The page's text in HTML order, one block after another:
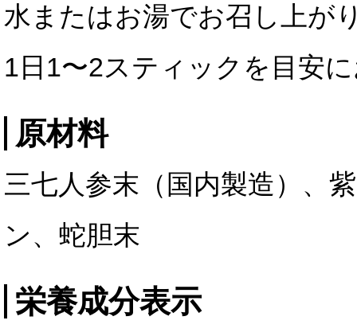
水またはお湯でお召し上が
1日1〜2スティックを目安
原材料
三七人参末（国内製造）、
ン、蛇胆末
栄養成分表示